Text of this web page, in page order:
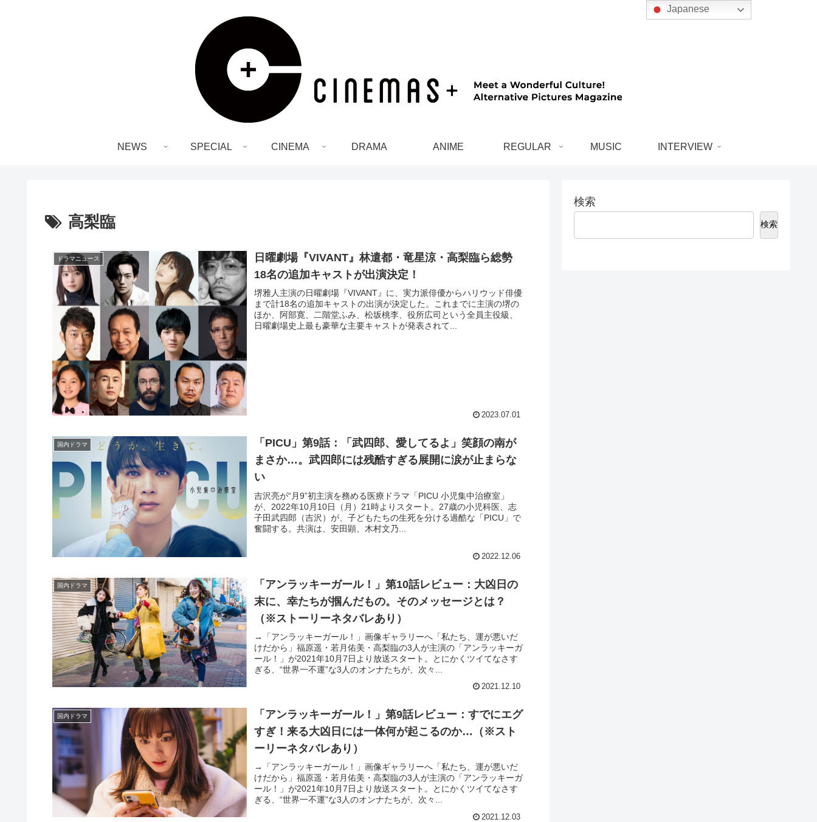
NEWS SPECIAL CINEMA DRAMA ANIME REGULAR MUSIC INTERVIEW
高梨臨
ドラマニュース
日曜劇場『VIVANT』林遣都・竜星涼・高梨臨ら総勢
18名の追加キャストが出演決定！
堺雅人主演の日曜劇場『VIVANT』に、実力派俳優からハリウッド俳優
まで計18名の追加キャストの出演が決定した。これまでに主演の堺の
ほか、阿部寛、二階堂ふみ、松坂桃李、役所広司という全員主役級、
日曜劇場史上最も豪華な主要キャストが発表されて...
2023.07.01
国内ドラマ
「PICU」第9話：「武四郎、愛してるよ」笑顔の南が
まさか…。武四郎には残酷すぎる展開に涙が止まらな
い
吉沢亮が“月9”初主演を務める医療ドラマ「PICU 小児集中治療室」
が、2022年10月10日（月）21時よりスタート。27歳の小児科医、志
子田武四郎（吉沢）が、子どもたちの生死を分ける過酷な「PICU」で
奮闘する。共演は、安田顕、木村文乃...
2022.12.06
国内ドラマ
「アンラッキーガール！」第10話レビュー：大凶日の
末に、幸たちが掴んだもの。そのメッセージとは？
（※ストーリーネタバレあり）
→「アンラッキーガール！」画像ギャラリーへ「私たち、運が悪いだ
けだから」福原遥・若月佑美・高梨臨の3人が主演の「アンラッキーガ
ール！」が2021年10月7日より放送スタート。とにかくツイてなさす
ぎる、“世界一不運”な3人のオンナたちが、次々...
2021.12.10
国内ドラマ
「アンラッキーガール！」第9話レビュー：すでにエグ
すぎ！来る大凶日には一体何が起こるのか…（※スト
ーリーネタバレあり）
→「アンラッキーガール！」画像ギャラリーへ「私たち、運が悪いだ
けだから」福原遥・若月佑美・高梨臨の3人が主演の「アンラッキーガ
ール！」が2021年10月7日より放送スタート。とにかくツイてなさす
ぎる、“世界一不運”な3人のオンナたちが、次々...
2021.12.03
検索
検索
Japanese